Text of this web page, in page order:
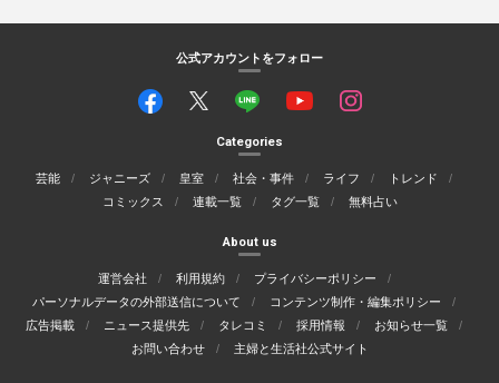
公式アカウントをフォロー
Categories
芸能 ジャニーズ 皇室 社会・事件 ライフ
トレンド
コミックス
連載一覧 タグ一覧 無料占い
About us
運営会社 利用規約
プライバシーポリシー
パーソナルデータの外部送信について
コンテンツ制作・編集ポリシー
広告掲載
ニュース提供先 タレコミ 採用情報
お知らせ一覧
お問い合わせ
主婦と生活社公式サイト